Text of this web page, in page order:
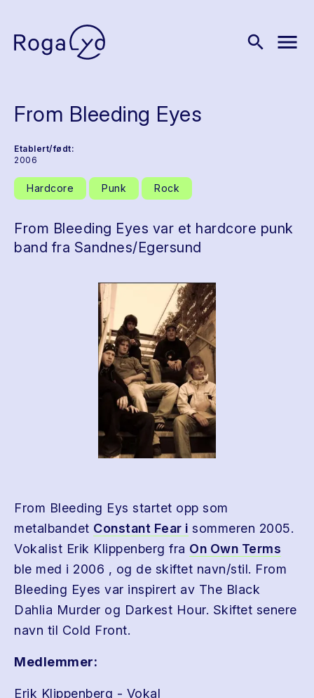
search menu
From Bleeding Eyes
Etablert/født:
2006
Hardcore Punk Rock
From Bleeding Eyes var et hardcore punk
band fra Sandnes/Egersund
From Bleeding Eys startet opp som
metalbandet Constant Fear i sommeren 2005.
Vokalist Erik Klippenberg fra On Own Terms
ble med i 2006 , og de skiftet navn/stil. From
Bleeding Eyes var inspirert av The Black
Dahlia Murder og Darkest Hour. Skiftet senere
navn til Cold Front.
Medlemmer:
Erik Klippenberg - Vokal